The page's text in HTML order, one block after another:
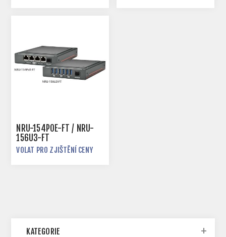
NRU-154POE-FT / NRU-
156U3-FT
VOLAT PRO ZJIŠTĚNÍ CENY
KATEGORIE